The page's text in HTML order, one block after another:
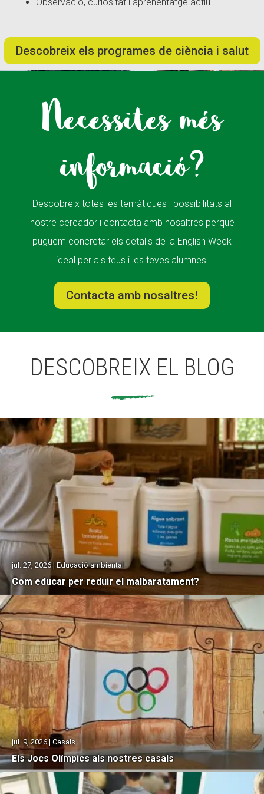
Descobreix els programes de ciència i salut
Necessites més
informació?
Descobreix totes les temàtiques i possibilitats al
nostre cercador i contacta amb nosaltres perquè
puguem concretar els detalls de la English Week
ideal per als teus i les teves alumnes.
Contacta amb nosaltres!
DESCOBREIX EL BLOG
Com educar per reduir el malbaratament?
jul. 27, 2026 | Educació ambiental
Els Jocs Olímpics als nostres casals
jul. 9, 2026 | Casals